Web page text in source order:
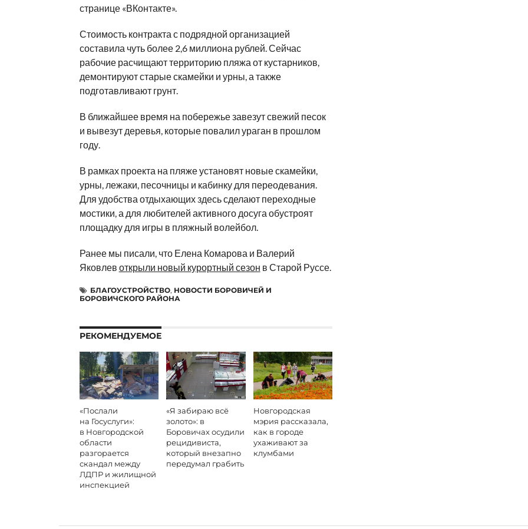
странице «ВКонтакте».
Стоимость контракта с подрядной организацией
составила чуть более 2,6 миллиона рублей. Сейчас
рабочие расчищают территорию пляжа от кустарников,
демонтируют старые скамейки и урны, а также
подготавливают грунт.
В ближайшее время на побережье завезут свежий песок
и вывезут деревья, которые повалил ураган в прошлом
году.
В рамках проекта на пляже установят новые скамейки,
урны, лежаки, песочницы и кабинку для переодевания.
Для удобства отдыхающих здесь сделают переходные
мостики, а для любителей активного досуга обустроят
площадку для игры в пляжный волейбол.
Ранее мы писали, что Елена Комарова и Валерий
Яковлев открыли новый курортный сезон в Старой Руссе.
БЛАГОУСТРОЙСТВО, НОВОСТИ БОРОВИЧЕЙ И
БОРОВИЧСКОГО РАЙОНА
РЕКОМЕНДУЕМОЕ
«Послали
на Госуслуги»:
в Новгородской
области
разгорается
скандал между
ЛДПР и жилищной
инспекцией
«Я забираю всё
золото»: в
Боровичах осудили
рецидивиста,
который внезапно
передумал грабить
Новгородская
мэрия рассказала,
как в городе
ухаживают за
клумбами